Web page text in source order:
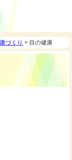
づくり > 目の健康